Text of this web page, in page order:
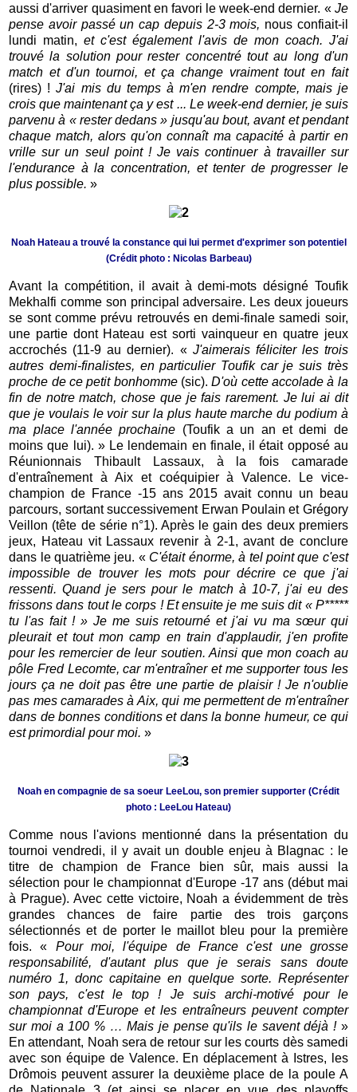
aussi d'arriver quasiment en favori le week-end dernier. « Je
pense avoir passé un cap depuis 2-3 mois, nous confiait-il
lundi matin,et c'est également l'avis de mon coach. J'ai
trouvé la solution pour rester concentré tout au long d'un
match et d'un tournoi, et ça change vraiment tout en fait
(rires) !J'ai mis du temps à m'en rendre compte, mais je
crois que maintenant ça y est ... Le week-end dernier, je suis
parvenu à « rester dedans » jusqu'au bout, avant et pendant
chaque match, alors qu'on connaît ma capacité à partir en
vrille sur un seul point ! Je vais continuer à travailler sur
l'endurance à la concentration, et tenter de progresser le
plus possible.»
Noah Hateau a trouvé la constance qui lui permet d'exprimer son potentiel
(Crédit photo : Nicolas Barbeau)
Avant la compétition, il avait à demi-mots désigné Toufik
Mekhalfi comme son principal adversaire. Les deux joueurs
se sont comme prévu retrouvés en demi-finale samedi soir,
une partie dont Hateau est sorti vainqueur en quatre jeux
accrochés (11-9 au dernier). « J'aimerais féliciter les trois
autres demi-finalistes, en particulier Toufik car je suis très
proche de ce petit bonhomme(sic).D'où cette accolade à la
fin de notre match, chose que je fais rarement. Je lui ai dit
que je voulais le voir sur la plus haute marche du podium à
ma place l'année prochaine (Toufik a un an et demi de
moins que lui). » Le lendemain en finale, il était opposé au
Réunionnais Thibault Lassaux, à la fois camarade
d'entraînement à Aix et coéquipier à Valence. Le vice-
champion de France -15 ans 2015 avait connu un beau
parcours, sortant successivement Erwan Poulain et Grégory
Veillon (tête de série n°1). Après le gain des deux premiers
jeux, Hateau vit Lassaux revenir à 2-1, avant de conclure
dans le quatrième jeu. « C'était énorme, à tel point que c'est
impossible de trouver les mots pour décrire ce que j'ai
ressenti. Quand je sers pour le match à 10-7, j'ai eu des
frissons dans tout le corps ! Et ensuite je me suis dit « P*****
tu l'as fait ! » Je me suis retourné et j'ai vu ma sœur qui
pleurait et tout mon camp en train d'applaudir, j'en profite
pour les remercier de leur soutien. Ainsi que mon coach au
pôle Fred Lecomte, car m'entraîner et me supporter tous les
jours ça ne doit pas être une partie de plaisir ! Je n'oublie
pas mes camarades à Aix, qui me permettent de m'entraîner
dans de bonnes conditions et dans la bonne humeur, ce qui
est primordial pour moi. »
Noah en compagnie de sa soeur LeeLou, son premier supporter (Crédit
photo : LeeLou Hateau)
Comme nous l'avions mentionné dans la présentation du
tournoi vendredi, il y avait un double enjeu à Blagnac : le
titre de champion de France bien sûr, mais aussi la
sélection pour le championnat d'Europe -17 ans (début mai
à Prague). Avec cette victoire, Noah a évidemment de très
grandes chances de faire partie des trois garçons
sélectionnés et de porter le maillot bleu pour la première
fois. « Pour moi, l'équipe de France c'est une grosse
responsabilité, d'autant plus que je serais sans doute
numéro 1, donc capitaine en quelque sorte. Représenter
son pays, c'est le top ! Je suis archi-motivé pour le
championnat d'Europe et les entraîneurs peuvent compter
sur moi a 100 % … Mais je pense qu'ils le savent déjà !»
En attendant, Noah sera de retour sur les courts dès samedi
avec son équipe de Valence. En déplacement à Istres, les
Drômois peuvent assurer la deuxième place de la poule A